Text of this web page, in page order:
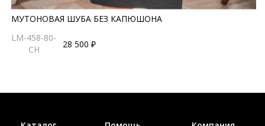
МУТОНОВАЯ ШУБА БЕЗ КАПЮШОНА
LM-458-80-
CH
28 500 ₽